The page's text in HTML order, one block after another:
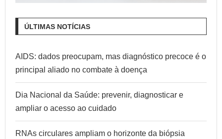
ÚLTIMAS NOTÍCIAS
AIDS: dados preocupam, mas diagnóstico precoce é o
principal aliado no combate à doença
Dia Nacional da Saúde: prevenir, diagnosticar e
ampliar o acesso ao cuidado
RNAs circulares ampliam o horizonte da biópsia